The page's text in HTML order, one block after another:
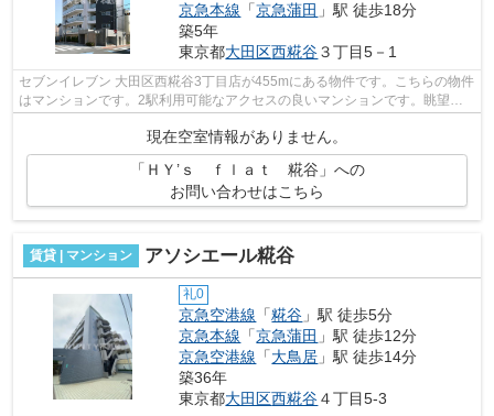
京急本線 「京急蒲田 」駅 徒歩18分
築5年
東京都大田区西糀谷３丁目5－1
セブンイレブン 大田区西糀谷3丁目店が455mにある物件です。こちらの物件
はマンションです。2駅利用可能なアクセスの良いマンションです。眺望良
現在空室情報がありません。
「ＨＹ’ｓ ｆｌａｔ 糀谷」への
お問い合わせはこちら
賃貸 | マンション アソシエール糀谷
礼0
京急空港線 「糀谷 」駅 徒歩5分
京急本線 「京急蒲田 」駅 徒歩12分
京急空港線 「大鳥居 」駅 徒歩14分
築36年
東京都大田区西糀谷４丁目5-3